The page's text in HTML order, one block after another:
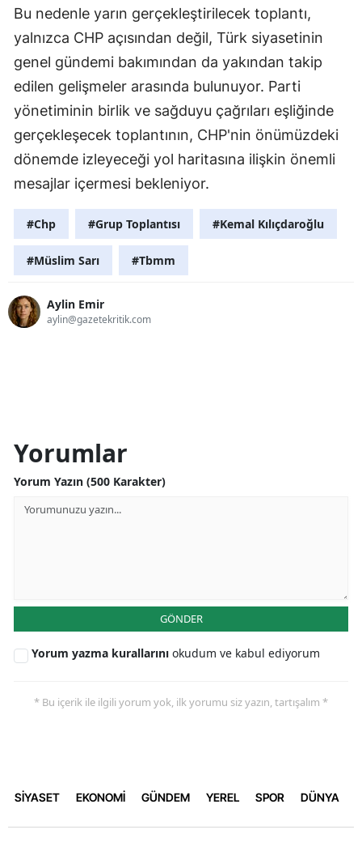
Bu nedenle yarın gerçekleştirilecek toplantı,
yalnızca CHP açısından değil, Türk siyasetinin
genel gündemi bakımından da yakından takip
edilen gelişmeler arasında bulunuyor. Parti
yönetiminin birlik ve sağduyu çağrıları eşliğinde
gerçekleşecek toplantının, CHP'nin önümüzdeki
dönemde izleyeceği yol haritasına ilişkin önemli
mesajlar içermesi bekleniyor.
#Chp #Grup Toplantısı #Kemal Kılıçdaroğlu
#Müslim Sarı #Tbmm
Aylin Emir
aylin@gazetekritik.com
Yorumlar
Yorum Yazın (500 Karakter)
GÖNDER
Yorum yazma kurallarını okudum ve kabul ediyorum
* Bu içerik ile ilgili yorum yok, ilk yorumu siz yazın, tartışalım *
SİYASET EKONOMİ GÜNDEM YEREL SPOR DÜNYA